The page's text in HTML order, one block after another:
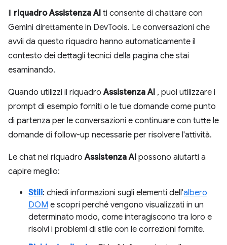
Il riquadro Assistenza AI ti consente di chattare con
Gemini direttamente in DevTools. Le conversazioni che
avvii da questo riquadro hanno automaticamente il
contesto dei dettagli tecnici della pagina che stai
esaminando.
Quando utilizzi il riquadroAssistenza AI , puoi utilizzare i
prompt di esempio forniti o le tue domande come punto
di partenza per le conversazioni e continuare con tutte le
domande di follow-up necessarie per risolvere l'attività.
Le chat nel riquadroAssistenza AI possono aiutarti a
capire meglio:
Stili: chiedi informazioni sugli elementi dell'albero
DOM e scopri perché vengono visualizzati in un
determinato modo, come interagiscono tra loro e
risolvi i problemi di stile con le correzioni fornite.